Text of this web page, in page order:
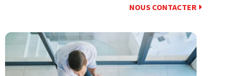
NOUS CONTACTER